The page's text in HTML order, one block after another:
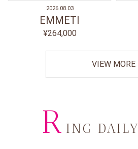
2026.08.03
EMMETI
¥264,000
VIEW MORE
R ING